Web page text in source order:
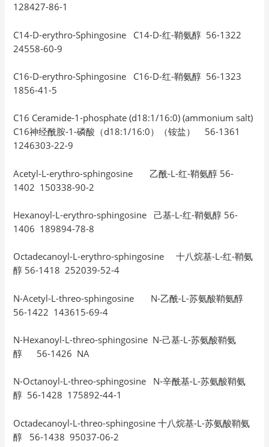
128427-86-1
C14-D-erythro-Sphingosine C14-D-红-鞘氨醇 56-1322
24558-60-9
C16-D-erythro-Sphingosine C16-D-红-鞘氨醇 56-1323
1856-41-5
C16 Ceramide-1-phosphate (d18:1/16:0) (ammonium salt)
C16神经酰胺-1-磷酸（d18:1/16:0）（铵盐） 56-1361
1246303-22-9
Acetyl-L-erythro-sphingosine 乙酰-L-红-鞘氨醇 56-
1402 150338-90-2
Hexanoyl-L-erythro-sphingosine 己基-L-红-鞘氨醇 56-
1406 189894-78-8
Octadecanoyl-L-erythro-sphingosine 十八烷基-L-红-鞘氨
醇 56-1418 252039-52-4
N-Acetyl-L-threo-sphingosine N-乙酰-L-苏氨酸鞘氨醇
56-1422 143615-69-4
N-Hexanoyl-L-threo-sphingosine N-己基-L-苏氨酸鞘氨
醇 56-1426 NA
N-Octanoyl-L-threo-sphingosine N-辛酰基-L-苏氨酸鞘氨
醇 56-1428 175892-44-1
Octadecanoyl-L-threo-sphingosine 十八烷基-L-苏氨酸鞘氨
醇 56-1438 95037-06-2